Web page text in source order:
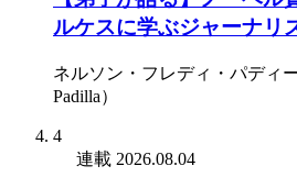
ルケスに学ぶジャーナリ
ネルソン・フレディ・パディ
Padilla）
4
連載 2026.08.04